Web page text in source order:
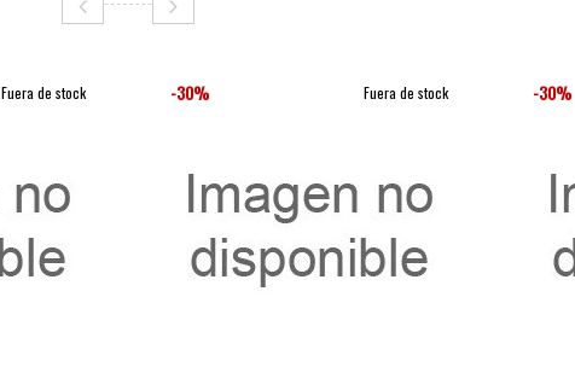
Fuera de stock Fuera de stock
-30% -30%